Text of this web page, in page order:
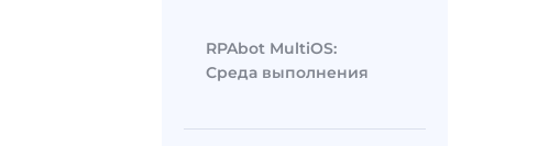
RPAbot MultiOS:
Среда выполнения